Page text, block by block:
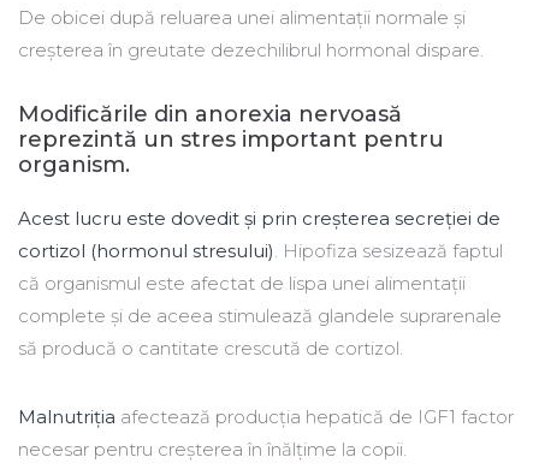
De obicei după reluarea unei alimentații normale și
creșterea în greutate dezechilibrul hormonal dispare.
Modificările din anorexia nervoasă
reprezintă un stres important pentru
organism.
Acest lucru este dovedit și prin creșterea secreției de
cortizol (hormonul stresului). Hipofiza sesizează faptul
că organismul este afectat de lispa unei alimentații
complete și de aceea stimulează glandele suprarenale
să producă o cantitate crescută de cortizol.
Malnutriția afectează producția hepatică de IGF1 factor
necesar pentru creșterea în înălțime la copii.